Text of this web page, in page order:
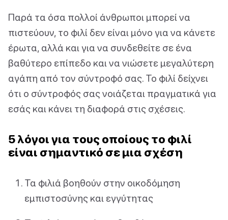
Παρά τα όσα πολλοί άνθρωποι μπορεί να
πιστεύουν, το φιλί δεν είναι μόνο για να κάνετε
έρωτα, αλλά και για να συνδεθείτε σε ένα
βαθύτερο επίπεδο και να νιώσετε μεγαλύτερη
αγάπη από τον σύντροφό σας. Το φιλί δείχνει
ότι ο σύντροφός σας νοιάζεται πραγματικά για
εσάς και κάνει τη διαφορά στις σχέσεις.
5 λόγοι για τους οποίους το φιλί
είναι σημαντικό σε μια σχέση
Τα φιλιά βοηθούν στην οικοδόμηση
εμπιστοσύνης και εγγύτητας